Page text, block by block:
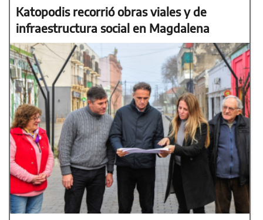
Katopodis recorrió obras viales y de
infraestructura social en Magdalena